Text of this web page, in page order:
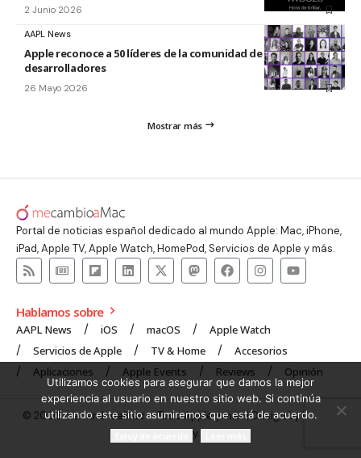
2 Junio 2026
AAPL News
Apple reconoce a 50 líderes de la comunidad de
desarrolladores
26 Mayo 2026
Mostrar más
Portal de noticias español dedicado al mundo Apple: Mac, iPhone,
iPad, Apple TV, Apple Watch, HomePod, Servicios de Apple y más.
Hablamos sobre
AAPL News iOS macOS
Apple Watch
Servicios de Apple
TV & Home
Accesorios
Aplicaciones
Apple Events Reviews Opinión
© 2008 mecambioaMac – Todo Apple y más | Design byUNXON
Agency.
Utilizamos cookies para asegurar que damos la mejor
experiencia al usuario en nuestro sitio web. Si continúa
utilizando este sitio asumiremos que está de acuerdo.